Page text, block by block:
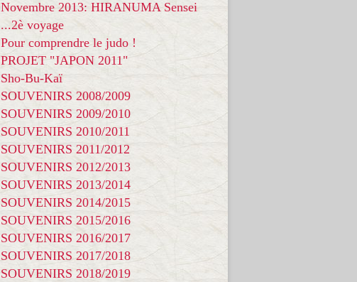
Novembre 2013: HIRANUMA Sensei
...2è voyage
Pour comprendre le judo !
PROJET "JAPON 2011"
Sho-Bu-Kaï
SOUVENIRS 2008/2009
SOUVENIRS 2009/2010
SOUVENIRS 2010/2011
SOUVENIRS 2011/2012
SOUVENIRS 2012/2013
SOUVENIRS 2013/2014
SOUVENIRS 2014/2015
SOUVENIRS 2015/2016
SOUVENIRS 2016/2017
SOUVENIRS 2017/2018
SOUVENIRS 2018/2019